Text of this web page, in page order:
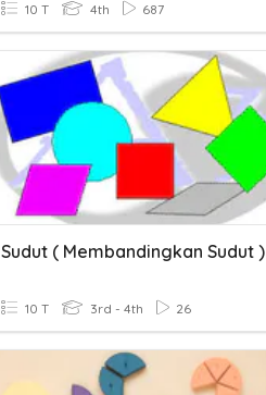
10 T 4th 687
Sudut ( Membandingkan Sudut )
10 T 3rd - 4th 26